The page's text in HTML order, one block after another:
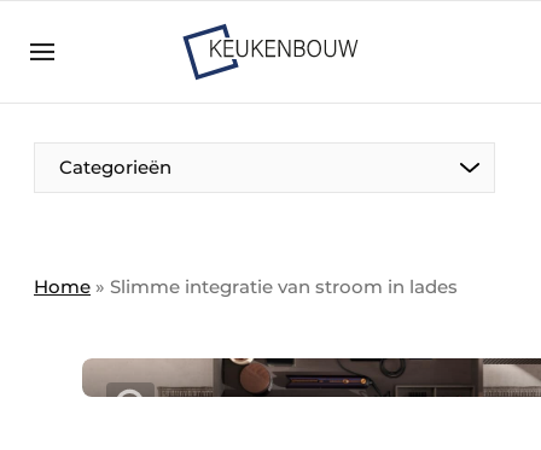
Bedrijven
Bedrijven
Direct contact
Keukenbouw | Platform over design en techniek
in de keuken-, woon-, en badkamerbranche
Categorieën
Home » Slimme integratie van stroom in lades